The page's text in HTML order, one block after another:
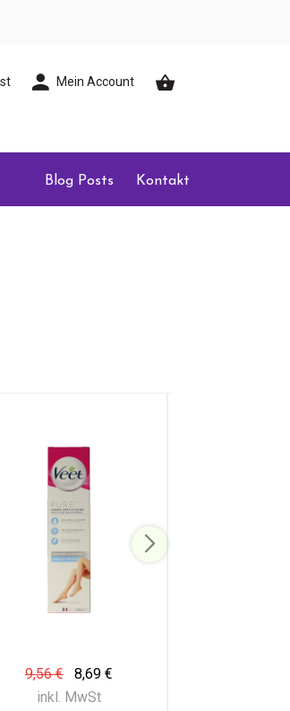
Mein Account
Blog Posts Kontakt
9,56 €
8,69 €
inkl. MwSt